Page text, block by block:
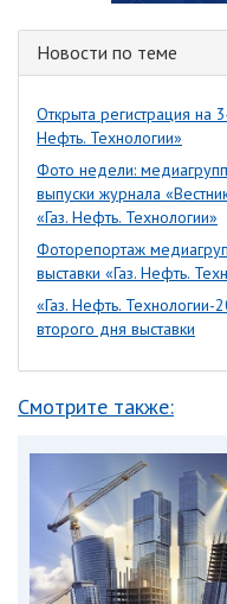
Новости по теме
Открыта регистрация на
Нефть. Технологии»
Фото недели:
выпуски журнала
«Газ. Нефть. Технологии»
Фоторепортаж
выставки «Газ. Нефть.
«Газ. Нефть.
второго дня выставки
Смотрите также: